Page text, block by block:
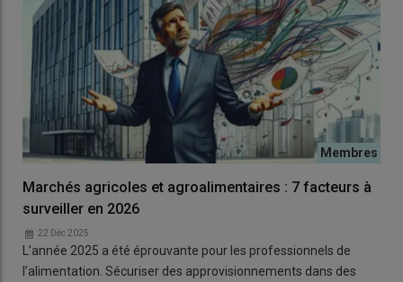
Marchés agricoles et agroalimentaires : 7 facteurs à
surveiller en 2026
22 Déc 2025
L’année 2025 a été éprouvante pour les professionnels de
l’alimentation. Sécuriser des approvisionnements dans des